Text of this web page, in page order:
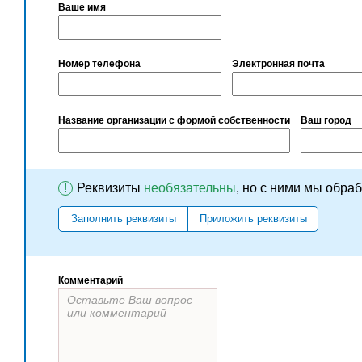
Ваше имя
Номер телефона Электронная почта
Название организации с формой собственности Ваш город
! Реквизиты необязательны, но с ними мы
Заполнить реквизиты Приложить реквизиты
Комментарий